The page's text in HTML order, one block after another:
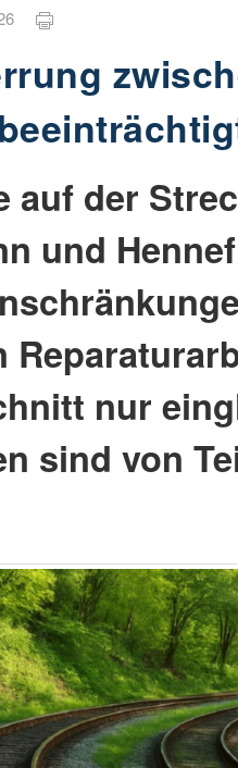
auf der
und
nur
sind von